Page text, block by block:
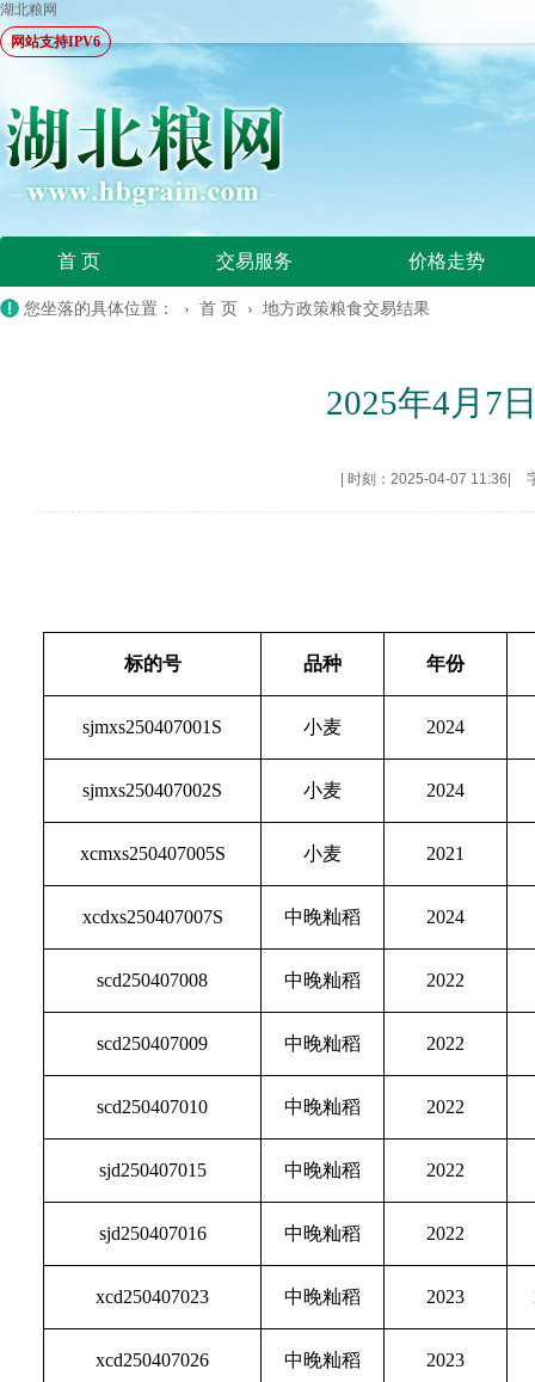
湖北粮网
网站支持IPV6
首 页 交易服务 价格走势
您坐落的具体位置： › 首 页 › 地方政策粮食交易结果
2025年4月7
时刻：2025-04-07 11:36
标的号 品种 年份
sjmxs250407001S 小麦 2024
sjmxs250407002S 小麦 2024
xcmxs250407005S 小麦 2021
xcdxs250407007S 中晚籼稻 2024
scd250407008 中晚籼稻 2022
scd250407009 中晚籼稻 2022
scd250407010 中晚籼稻 2022
sjd250407015 中晚籼稻 2022
sjd250407016 中晚籼稻 2022
xcd250407023 中晚籼稻 2023
xcd250407026 中晚籼稻 2023